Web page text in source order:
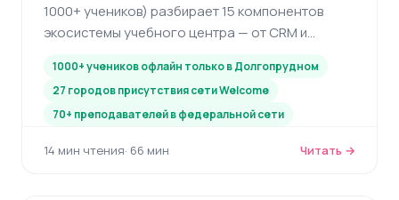
1000+ учеников) разбирает 15 компонентов
экосистемы учебного центра — от CRM и
лояльности.
1000+ учеников офлайн только в Долгопрудном
27 городов присутствия сети Welcome
70+ преподавателей в федеральной сети
14 мин чтения· 66 мин Читать →